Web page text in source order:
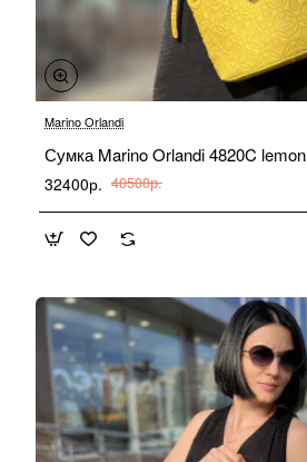
-20%
Marino Orlandi
Сумка Marino Orlandi 4820C lemon
32400р. 40500р.